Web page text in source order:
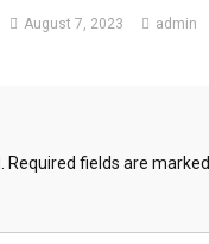
August 7, 2023 admin
Required fields are marked